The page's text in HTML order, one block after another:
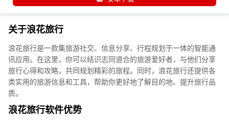
关于浪花旅行
浪花旅行是一款集旅游社交、信息分享、行程规划于一体的智能通
讯应用。在这里，你可以结识志同道合的旅游爱好者，与他们分享
旅行心得和攻略，共同规划精彩的旅程。同时，浪花旅行还提供各
类实用的旅游信息和工具，帮助你更好地了解目的地、提升旅行品
质。
浪花旅行软件优势